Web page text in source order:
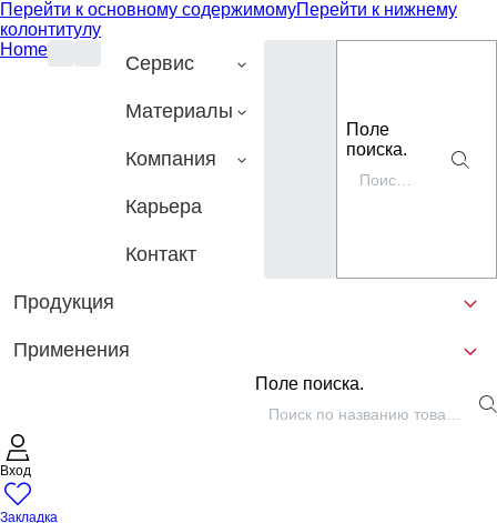
Перейти к основному содержимомуПерейти к нижнему
колонтитулу
Home
Сервис
Материалы
Компания
Карьера
Контакт
Поле
поиска.
Продукция
Применения
Поле поиска.
Вход
Закладка